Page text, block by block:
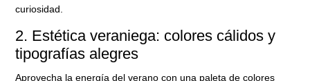
curiosidad.
2. Estética veraniega: colores cálidos y
tipografías alegres
Aprovecha la energía del verano con una paleta de colores